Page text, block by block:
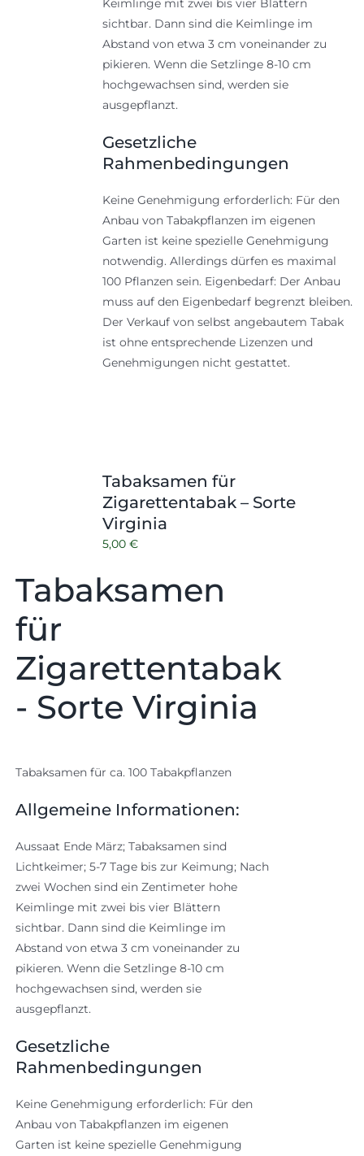
Keimlinge mit zwei bis vier Blättern
sichtbar. Dann sind die Keimlinge im
Abstand von etwa 3 cm voneinander zu
pikieren. Wenn die Setzlinge 8-10 cm
hochgewachsen sind, werden sie
ausgepflanzt.
Gesetzliche
Rahmenbedingungen
Keine Genehmigung erforderlich: Für den
Anbau von Tabakpflanzen im eigenen
Garten ist keine spezielle Genehmigung
notwendig. Allerdings dürfen es maximal
100 Pflanzen sein. Eigenbedarf: Der Anbau
muss auf den Eigenbedarf begrenzt bleiben.
Der Verkauf von selbst angebautem Tabak
ist ohne entsprechende Lizenzen und
Genehmigungen nicht gestattet.
Tabaksamen für
Zigarettentabak – Sorte
Virginia
5,00 €
Tabaksamen
für
Zigarettentabak
- Sorte Virginia
Tabaksamen für ca. 100 Tabakpflanzen
Allgemeine Informationen:
Aussaat Ende März; Tabaksamen sind
Lichtkeimer; 5-7 Tage bis zur Keimung; Nach
zwei Wochen sind ein Zentimeter hohe
Keimlinge mit zwei bis vier Blättern
sichtbar. Dann sind die Keimlinge im
Abstand von etwa 3 cm voneinander zu
pikieren. Wenn die Setzlinge 8-10 cm
hochgewachsen sind, werden sie
ausgepflanzt.
Gesetzliche
Rahmenbedingungen
Keine Genehmigung erforderlich: Für den
Anbau von Tabakpflanzen im eigenen
Garten ist keine spezielle Genehmigung